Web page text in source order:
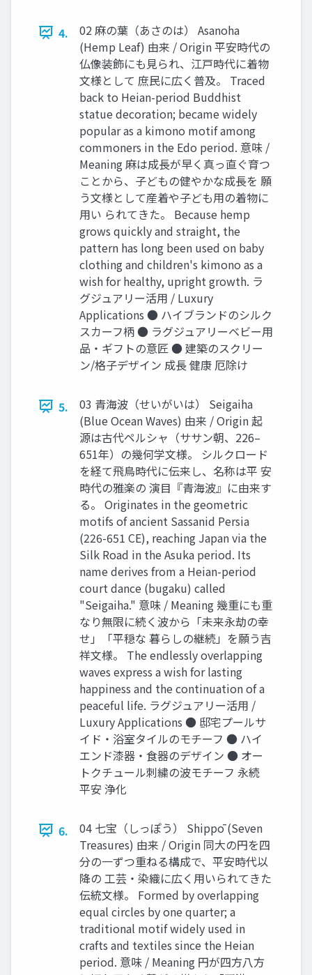
4.
02 麻の葉（あさのは） Asanoha
(Hemp Leaf) 由来 / Origin 平安時代の
仏像装飾にも見られ、江戸時代に着物
文様として 庶民に広く普及。 Traced
back to Heian-period Buddhist
statue decoration; became widely
popular as a kimono motif among
commoners in the Edo period. 意味 /
Meaning 麻は成長が早く真っ直ぐ育つ
ことから、子どもの健やかな成長を 願
う文様として産着や子ども用の着物に
用い られてきた。 Because hemp
grows quickly and straight, the
pattern has long been used on baby
clothing and children's kimono as a
wish for healthy, upright growth. ラ
グジュアリー活用 / Luxury
Applications ● ハイブランドのシルク
スカーフ柄 ● ラグジュアリーベビー用
品・ギフトの意匠 ● 建築のスクリー
ン/格子デザイン 成長 健康 厄除け
5.
03 青海波（せいがいは） Seigaiha
(Blue Ocean Waves) 由来 / Origin 起
源は古代ペルシャ（ササン朝、226–
651年）の幾何学文様。 シルクロード
を経て飛鳥時代に伝来し、名称は平 安
時代の雅楽の 演目『青海波』に由来す
る。 Originates in the geometric
motifs of ancient Sassanid Persia
(226-651 CE), reaching Japan via the
Silk Road in the Asuka period. Its
name derives from a Heian-period
court dance (bugaku) called
"Seigaiha." 意味 / Meaning 幾重にも重
なり無限に続く波から「未来永劫の幸
せ」「平穏な 暮らしの継続」を願う吉
祥文様。 The endlessly overlapping
waves express a wish for lasting
happiness and the continuation of a
peaceful life. ラグジュアリー活用 /
Luxury Applications ● 邸宅プールサ
イド・浴室タイルのモチーフ ● ハイ
エンド漆器・食器のデザイン ● オー
トクチュール刺繍の波モチーフ 永続
平安 浄化
6.
04 七宝（しっぽう） Shippō (Seven
Treasures) 由来 / Origin 同大の円を四
分の一ずつ重ねる構成で、平安時代以
降の 工芸・染織に広く用いられてきた
伝統文様。 Formed by overlapping
equal circles by one quarter; a
traditional motif widely used in
crafts and textiles since the Heian
period. 意味 / Meaning 円が四方八方